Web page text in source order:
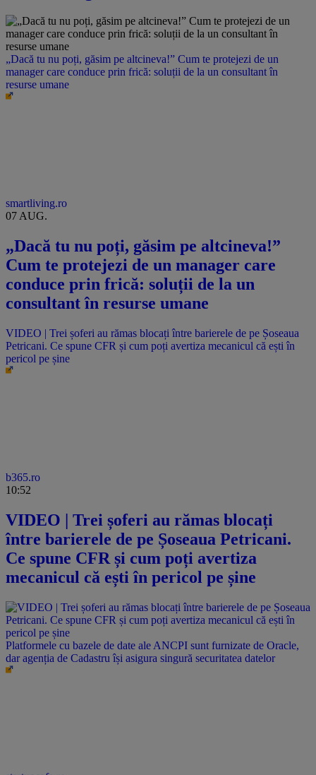
„Dacă tu nu poți, găsim pe altcineva!” Cum te protejezi de un
manager care conduce prin frică: soluții de la un consultant în
resurse umane
smartliving.ro
07 AUG.
„Dacă tu nu poți, găsim pe altcineva!”
Cum te protejezi de un manager care
conduce prin frică: soluții de la un
consultant în resurse umane
VIDEO | Trei șoferi au rămas blocați între barierele de pe Șoseaua
Petricani. Ce spune CFR și cum poți avertiza mecanicul că ești în
pericol pe șine
b365.ro
10:52
VIDEO | Trei șoferi au rămas blocați
între barierele de pe Șoseaua Petricani.
Ce spune CFR și cum poți avertiza
mecanicul că ești în pericol pe șine
Platformele cu bazele de date ale ANCPI sunt furnizate de Oracle,
dar agenția de Cadastru își asigura singură securitatea datelor